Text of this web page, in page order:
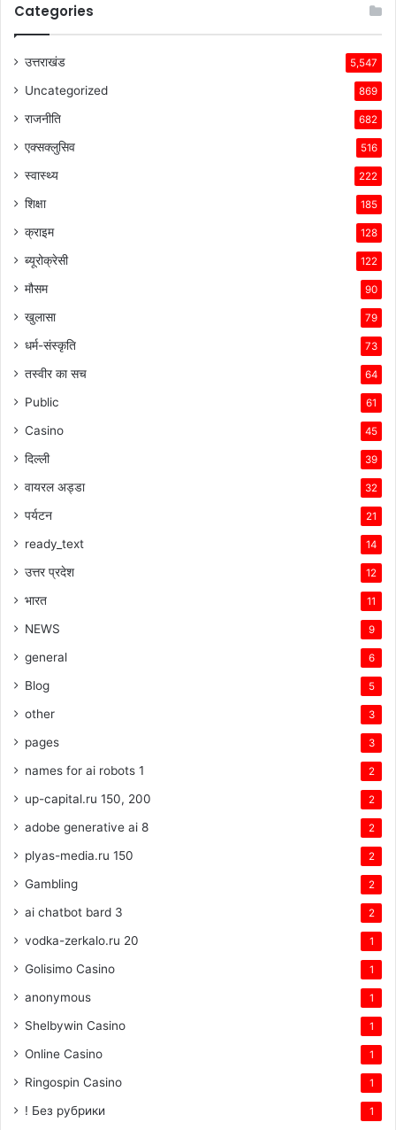
Categories
उत्तराखंड 5,547
Uncategorized 869
राजनीति 682
एक्सक्लुसिव 516
स्वास्थ्य 222
शिक्षा 185
क्राइम 128
ब्यूरोक्रेसी 122
मौसम 90
खुलासा 79
धर्म-संस्कृति 73
तस्वीर का सच 64
Public 61
Casino 45
दिल्ली 39
वायरल अड्डा 32
पर्यटन 21
ready_text 14
उत्तर प्रदेश 12
भारत 11
NEWS 9
general 6
Blog 5
other 3
pages 3
names for ai robots 1 2
up-capital.ru 150, 200 2
adobe generative ai 8 2
plyas-media.ru 150 2
Gambling 2
ai chatbot bard 3 2
vodka-zerkalo.ru 20 1
Golisimo Casino 1
anonymous 1
Shelbywin Casino 1
Online Casino 1
Ringospin Casino 1
! Без рубрики 1